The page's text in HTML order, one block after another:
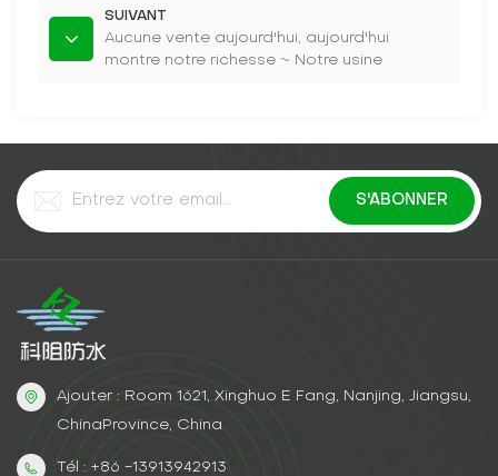
SUIVANT
Aucune vente aujourd'hui, aujourd'hui
montre notre richesse ~ Notre usine
Ajouter : Room 1621, Xinghuo E Fang, Nanjing, Jiangsu,
ChinaProvince, China
Tél : +86 -13913942913